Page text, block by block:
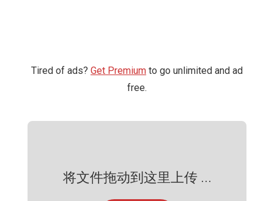
Tired of ads? Get Premium to go unlimited and ad
free.
将文件拖动到这里上传 ...